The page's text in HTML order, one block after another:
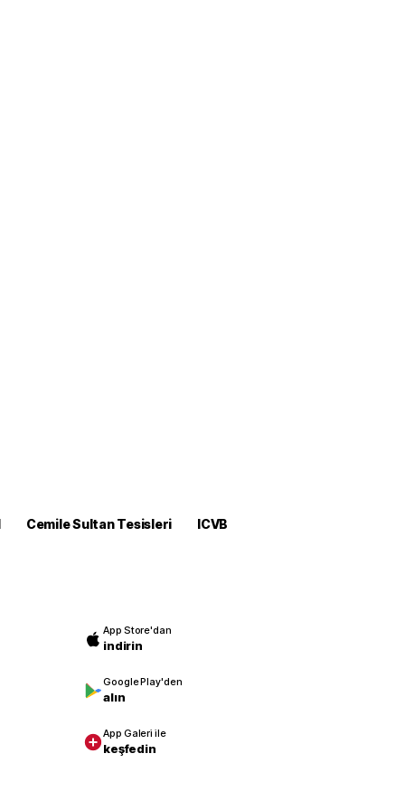
Cemile Sultan Tesisleri ICVB
App Store'dan
indirin
Google Play'den
alın
App Galeri ile
keşfedin